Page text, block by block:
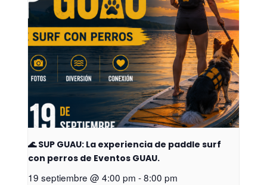
🌊 SUP GUAU: La experiencia de paddle surf
con perros de Eventos GUAU.
19 septiembre @ 4:00 pm -8:00 pm